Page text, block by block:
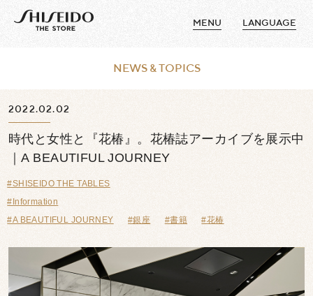
MENU LANGUAGE
NEWS & TOPICS
2022.02.02
時代と女性と『花椿』。花椿誌アーカイブを展示中
｜A BEAUTIFUL JOURNEY
#SHISEIDO THE TABLES
#Information
#A BEAUTIFUL JOURNEY
#銀座 #書籍 #花椿